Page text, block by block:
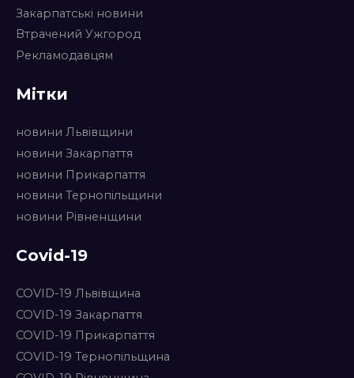
Закарпатські новини
Втрачений Ужгород
Рекламодавцям
Мітки
новини Львівщини
новини Закарпаття
новини Прикарпаття
новини Тернопільщини
новини Рівненщини
Covid-19
COVID-19 Львівщина
COVID-19 Закарпаття
COVID-19 Прикарпаття
COVID-19 Тернопільщина